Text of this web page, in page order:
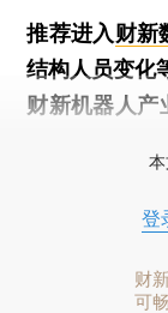
推荐进入财新
结构人员变化
财新机器人产
登
财
可